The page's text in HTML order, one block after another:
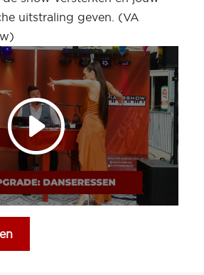
uitstraling geven. (VA
Vink "Freestyle
het offerteaanvraagformulier!